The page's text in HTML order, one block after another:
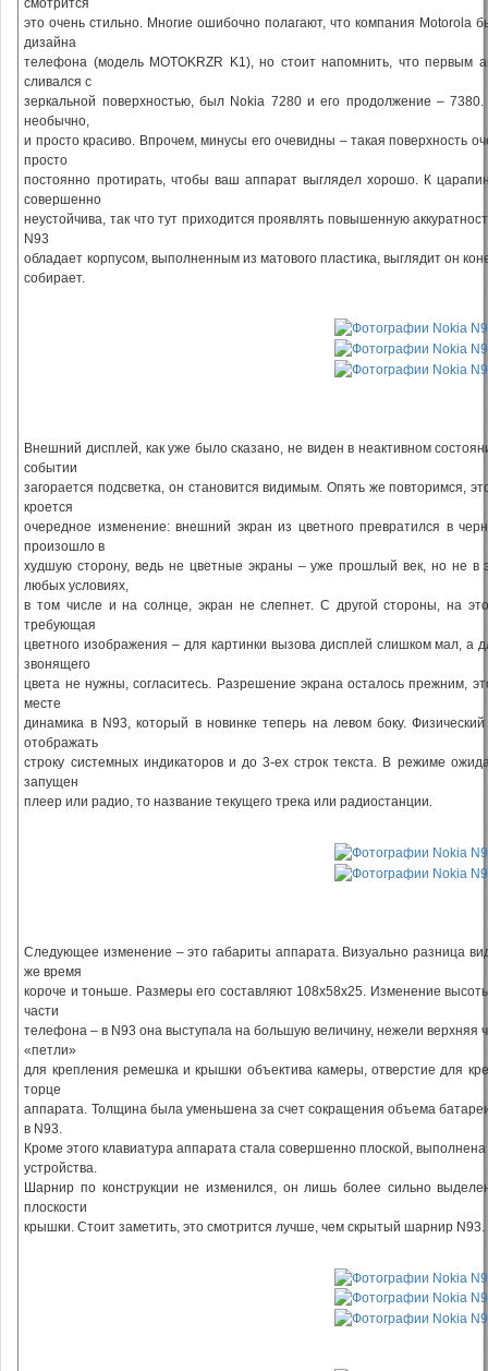
это очень стильно. Многие ошибочно полагают, что компания Motorola
дизайна
телефона (модель MOTOKRZR K1), но стоит напомнить, что первым
сливался с
зеркальной поверхностью, был Nokia 7280 и его продолжение –
необычно,
и просто красиво. Впрочем, минусы его очевидны – такая поверхность
просто
постоянно протирать, чтобы ваш аппарат выглядел хорошо. К
совершенно
неустойчива, так что тут приходится проявлять повышенную
N93
обладает корпусом, выполненным из матового пластика, выглядит он
собирает.
Внешний дисплей, как уже было сказано, не виден в неактивном
событии
загорается подсветка, он становится видимым. Опять же повторимся,
кроется
очередное изменение: внешний экран из цветного превратился в
произошло в
худшую сторону, ведь не цветные экраны – уже прошлый век, но не
любых условиях,
в том числе и на солнце, экран не слепнет. С другой стороны, на
требующая
цветного изображения – для картинки вызова дисплей слишком мал,
звонящего
цвета не нужны, согласитесь. Разрешение экрана осталось прежним,
месте
динамика в N93, который в новинке теперь на левом боку.
отображать
строку системных индикаторов и до 3-ех строк текста. В режиме
запущен
плеер или радио, то название текущего трека или радиостанции.
Следующее изменение – это габариты аппарата. Визуально разница
же время
короче и тоньше. Размеры его составляют 108х58х25. Изменение
части
телефона – в N93 она выступала на большую величину, нежели
«петли»
для крепления ремешка и крышки объектива камеры, отверстие для
торце
аппарата. Толщина была уменьшена за счет сокращения объема
в N93.
Кроме этого клавиатура аппарата стала совершенно плоской,
устройства.
Шарнир по конструкции не изменился, он лишь более сильно
плоскости
крышки. Стоит заметить, это смотрится лучше, чем скрытый шарнир N93.